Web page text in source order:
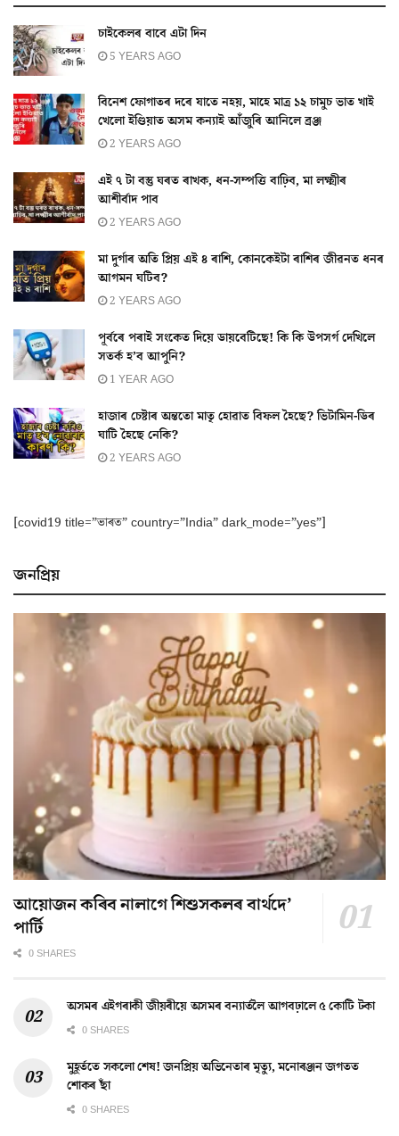
চাইকেলৰ বাবে এটা দিন
5 YEARS AGO
বিনেশ ফোগাতৰ দৰে যাতে নহয়, মাহে মাত্ৰ ১২ চামুচ ভাত খাই
খেলো ইণ্ডিয়াত অসম কন্যাই আঁজুৰি আনিলে ব্ৰঞ্জ
2 YEARS AGO
এই ৭ টা বস্তু ঘৰত ৰাখক, ধন-সম্পত্তি বাঢ়িব, মা লক্ষ্মীৰ
আশীৰ্বাদ পাব
2 YEARS AGO
মা দুৰ্গাৰ অতি প্ৰিয় এই ৪ ৰাশি, কোনকেইটা ৰাশিৰ জীৱনত ধনৰ
আগমন ঘটিব?
2 YEARS AGO
পূৰ্বৰে পৰাই সংকেত দিয়ে ডায়বেটিছে! কি কি উপসৰ্গ দেখিলে
সতৰ্ক হ’ব আপুনি?
1 YEAR AGO
হাজাৰ চেষ্টাৰ অন্ততো মাতৃ হোৱাত বিফল হৈছে? ভিটামিন-ডিৰ
ঘাটি হৈছে নেকি?
2 YEARS AGO
[covid19 title=”ভাৰত” country=”India” dark_mode=”yes”]
জনপ্ৰিয়
আয়োজন কৰিব নালাগে শিশুসকলৰ বাৰ্থদে’
পাৰ্টি
0 SHARES
অসমৰ এইগৰাকী জীয়ৰীয়ে অসমৰ বন্যাৰ্তলৈ আগবঢ়ালে ৫ কোটি টকা
0 SHARES
মুহূৰ্ততে সকলো শেষ! জনপ্ৰিয় অভিনেতাৰ মৃত্যু, মনোৰঞ্জন জগতত
শোকৰ ছাঁ
0 SHARES